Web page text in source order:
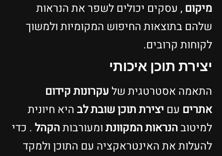
מיקום , עסקים יכולים לשפר את הנראות
שלהם בתוצאות החיפוש המקומיות ולמשוך
לקוחות קרובים.
יצירת תוכן איכותי
התאמה אסטרטגית שלעקרונות קידום
אתרים עם יצירת תוכן שובת לבהיא חיונית
למיטובהנראות המקוונתומעורבותהקהל . כדי
להעלות את האינטראקציה עם התוכן ולמקד